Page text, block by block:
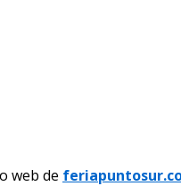
web de